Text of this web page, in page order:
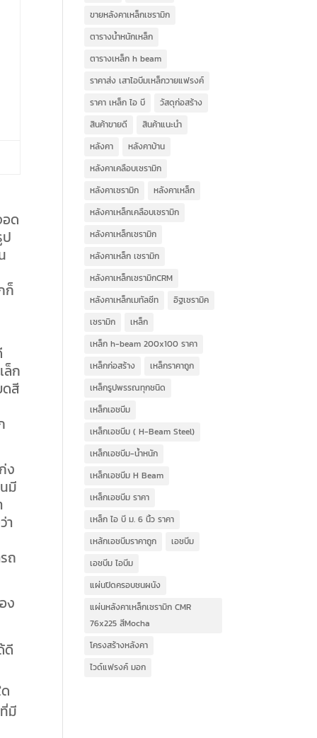
ด
ก็
ล็ก
ดสี
ง
มี
า
ถ
ง
ดี
มี
ขายหลังคาเหล็กเซรามิก
ตารางน้ำหนักเหล็ก
ตารางเหล็ก h beam
ราคาส่ง เสาไอบีมเหล็กวายแฟรงค์
ราคา เหล็ก ไอ บี
วัสดุก่อสร้าง
สินค้าขายดี
สินค้าแนะนำ
หลังคา
หลังคาบ้าน
หลังคาเคลือบเซรามิก
หลังคาเซรามิก
หลังคาเหล็ก
หลังคาเหล็กเคลือบเซรามิก
หลังคาเหล็กเซรามิก
หลังคาเหล็ก เซรามิก
หลังคาเหล็กเซรามิกCRM
หลังคาเหล็กเมทัลชีท
อิฐเซรามิค
เซรามิก
เหล็ก
เหล็ก h-beam 200x100 ราคา
เหล็กก่อสร้าง
เหล็กราคาถูก
เหล็กรูปพรรณทุกชนิด
เหล็กเอชบีม
เหล็กเอชบีม ( H-Beam Steel)
เหล็กเอชบีม-น้ำหนัก
เหล็กเอชบีม H Beam
เหล็กเอชบีม ราคา
เหล็ก ไอ บี ม. 6 นิ้ว ราคา
เหล้กเอชบีมราคาถูก
เอชบีม
เอชบีม ไอบีม
แผ่นปิดครอบชนผนัง
แผ่นหลังคาเหล็กเซรามิก CMR
76x225 สีMocha
โครงสร้างหลังคา
ไวด์แฟรงค์ มอก